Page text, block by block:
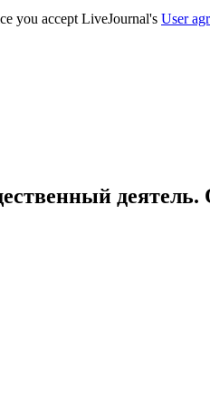
you accept LiveJournal's User